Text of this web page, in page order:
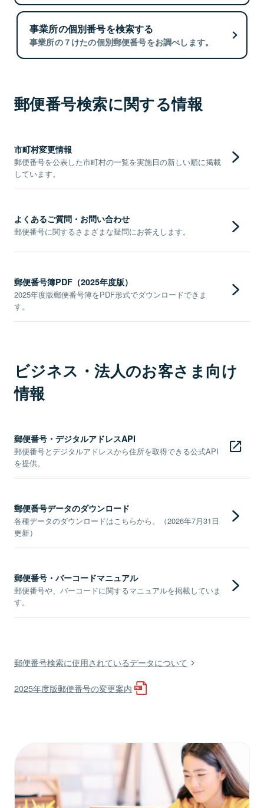
事業所の個別番号を検索する
事業所の７けたの個別郵便番号をお調べします。
郵便番号検索に関する情報
市町村変更情報
郵便番号を公表した市町村の一覧を実施日の新しい順に掲載
しています。
よくあるご質問・お問い合わせ
郵便番号に関するさまざまな疑問にお答えします。
郵便番号簿PDF（2025年度版）
2025年度版郵便番号簿をPDF形式でダウンロードできま
す。
ビジネス・法人のお客さま向け
情報
郵便番号・デジタルアドレスAPI
郵便番号とデジタルアドレスから住所を取得できる公式API
を提供。
郵便番号データのダウンロード
各種データのダウンロードはこちらから。（2026年7月31日
更新）
郵便番号・バーコードマニュアル
郵便番号や、バーコードに関するマニュアルを掲載していま
す。
郵便番号検索に使用されているデータについて
2025年度版郵便番号の変更案内